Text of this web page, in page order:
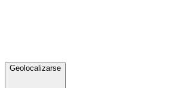
Geolocalizarse